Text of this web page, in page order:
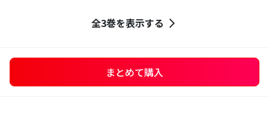
全3巻を表示する
まとめて購入